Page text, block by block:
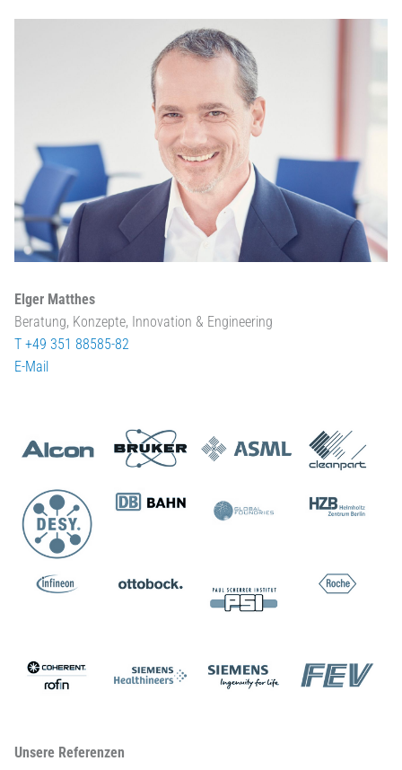
Elger Matthes
Beratung, Konzepte, Innovation & Engineering
T +49 351 88585-82
E-Mail
Unsere Referenzen